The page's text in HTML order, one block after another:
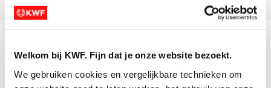
Welkom bij KWF. Fijn dat je onze website bezoekt.
We gebruiken cookies en vergelijkbare technieken om
Actiematerialen
Evenementen